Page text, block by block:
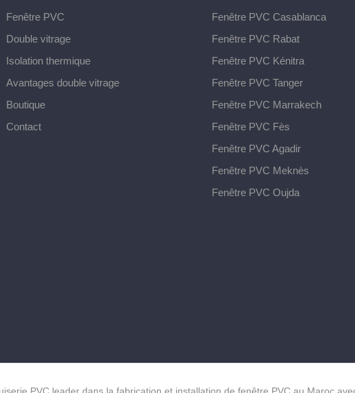
Fenêtre PVC
Double vitrage
Isolation thermique
Avantages double vitrage
Boutique
Contact
Fenêtre PVC Casablanca
Fenêtre PVC Rabat
Fenêtre PVC Kénitra
Fenêtre PVC Tanger
Fenêtre PVC Marrakech
Fenêtre PVC Fès
Fenêtre PVC Agadir
Fenêtre PVC Meknès
Fenêtre PVC Oujda
PVC leader dans la fabrication et installation de fenêtre PVC au Maroc